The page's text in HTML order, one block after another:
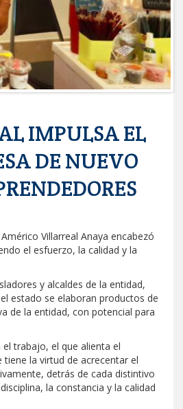
y escuelas militarizadas
GOBIERNO MUNICIPAL
en Campestre e Integración Familiar
IMPULSA EL
DE NUEVO
Villarreal Anaya encabezó
el esfuerzo, la calidad y la
y alcaldes de la entidad,
estado se elaboran productos de
de la entidad, con potencial para
trabajo, el que alienta el
la virtud de acrecentar el
detrás de cada distintivo
la constancia y la calidad